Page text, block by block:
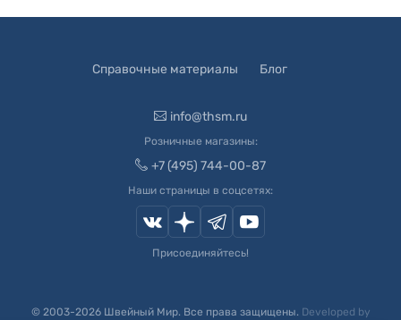
Справочные материалы Блог
info@thsm.ru
Розничные магазины:
+7 (495) 744-00-87
Наши страницы в соцсетях:
Присоединяйтесь!
© 2003-2026Швейный Мир. Все права защищены. Developed by